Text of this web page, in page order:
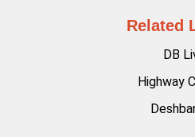
Related
DB
Highway